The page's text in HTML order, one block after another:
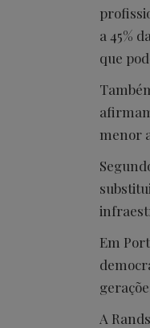
a 45%
que
menor
Em
A